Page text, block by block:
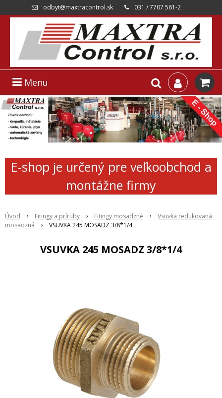
odbyt@maxtracontrol.sk 031 / 7707 561-2
Menu
E-shop je určený pre veľkoobchod a
montážne firmy
Úvod Fitingy a príruby Fitingy mosadzné
Vsuvka redukovaná
mosadzná
VSUVKA 245 MOSADZ 3/8*1/4
VSUVKA 245 MOSADZ 3/8*1/4